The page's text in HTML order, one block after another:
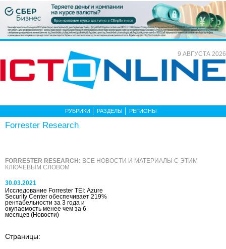
9 АВГУСТА 2026
РУБРИКИ РАЗДЕЛЫ РЕГИОНЫ
Forrester Research
FORRESTER RESEARCH: ВСЕ НОВОСТИ И МАТЕРИАЛЫ С ЭТИМ
КЛЮЧЕВЫМ СЛОВОМ
30.03.2021
Исследование Forrester TEI: Azure
Security Center обеспечивает 219%
рентабельности за 3 года и
окупаемость менее чем за 6
месяцев (Новости)
Страницы: